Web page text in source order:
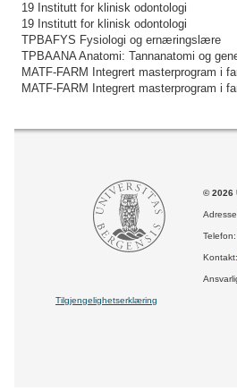
19 Institutt for klinisk odontologi
19 Institutt for klinisk odontologi
TPBAFYS Fysiologi og ernæringslære
TPBAANA Anatomi: Tannanatomi og
MATF-FARM Integrert masterprogram i
MATF-FARM Integrert masterprogram i
© 2026
Kontakt:
Tilgjengelighetserklæring